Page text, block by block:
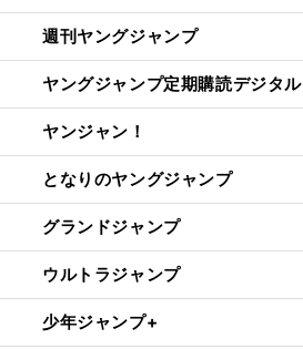
週刊ヤングジャンプ
ヤングジャンプ定期購読デジタル
ヤンジャン！
となりのヤングジャンプ
グランドジャンプ
ウルトラジャンプ
少年ジャンプ+